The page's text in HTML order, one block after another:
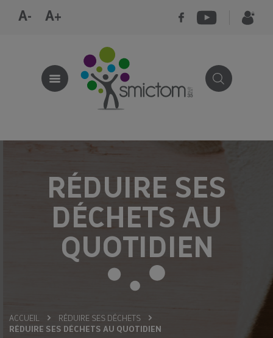
A- A+
RÉDUIRE SES
DÉCHETS AU
QUOTIDIEN
ACCUEIL
RÉDUIRE SES DÉCHETS
RÉDUIRE SES DÉCHETS AU QUOTIDIEN